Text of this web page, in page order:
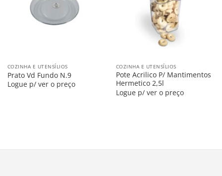
COZINHA E UTENSÍLIOS
Prato Vd Fundo N.9
Logue p/ ver o preço
COZINHA E UTENSÍLIOS
Pote Acrilico P/ Mantimentos
Hermetico 2,5l
Logue p/ ver o preço